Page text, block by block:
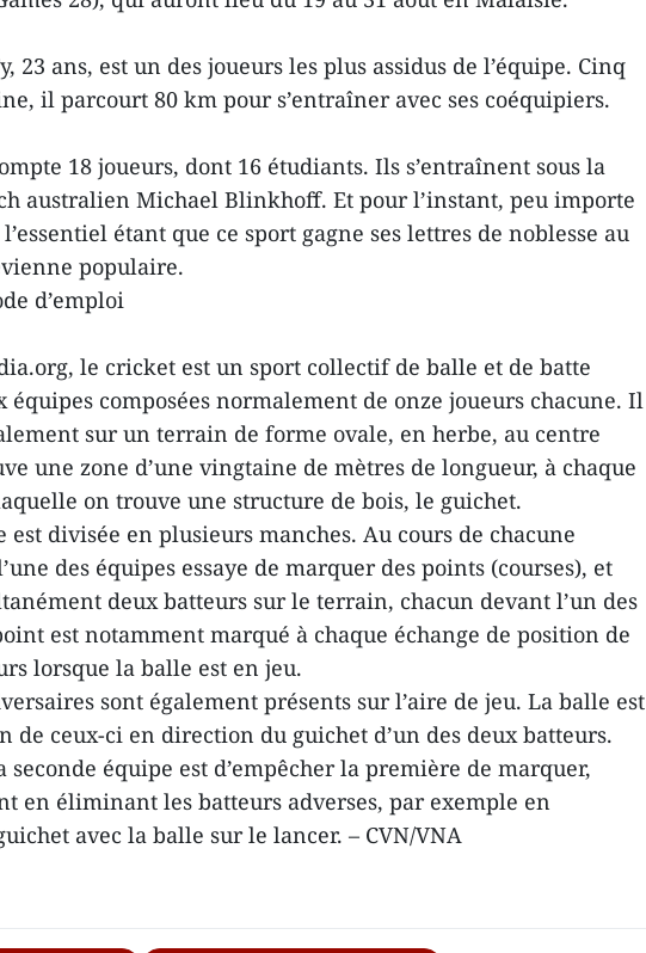
23 ans, est un des joueurs les plus assidus de l’équipe. Cinq
il parcourt 80 km pour s’entraîner avec ses coéquipiers.
18 joueurs, dont 16 étudiants. Ils s’entraînent sous la
australien Michael Blinkhoff. Et pour l’instant, peu importe
étant que ce sport gagne ses lettres de noblesse au
populaire.
d’emploi
le cricket est un sport collectif de balle et de batte
équipes composées normalement de onze joueurs chacune. Il
sur un terrain de forme ovale, en herbe, au centre
une zone d’une vingtaine de mètres de longueur, à chaque
on trouve une structure de bois, le guichet.
est divisée en plusieurs manches. Au cours de chacune
des équipes essaye de marquer des points (courses), et
deux batteurs sur le terrain, chacun devant l’un des
est notamment marqué à chaque échange de position de
lorsque la balle est en jeu.
sont également présents sur l’aire de jeu. La balle est
de ceux-ci en direction du guichet d’un des deux batteurs.
seconde équipe est d’empêcher la première de marquer,
en éliminant les batteurs adverses, par exemple en
avec la balle sur le lancer. – CVN/VNA